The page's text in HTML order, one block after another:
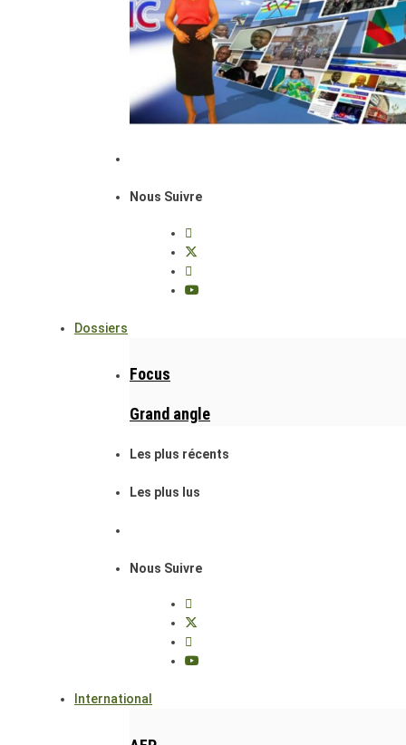
Nous Suivre
Dossiers
Focus
Grand angle
Les plus récents
Les plus lus
Nous Suivre
International